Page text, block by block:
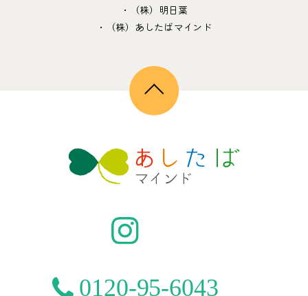
・（株）明日葉
・（株）あしたばマインド